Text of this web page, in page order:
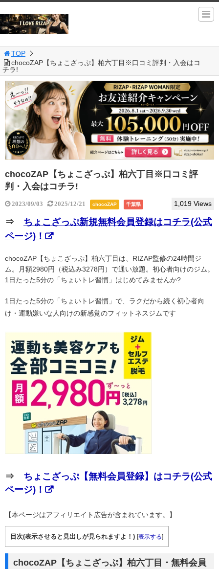
TOP
chocoZAP【ちょこざっぷ】柏六丁目※口コミ評判・入会はコ
チラ!
chocoZAP【ちょこざっぷ】柏六丁目※口コミ評
判・入会はコチラ!
2023/09/03 2025/12/21 chocoZAP 千葉県 1,019 Views
⇒ ちょこざっぷ新規無料会員登録はコチラ(公式
ページ)！
chocoZAP【ちょこざっぷ】柏六丁目は、RIZAP監修の24時間ジ
ム。月額2980円（税込み3278円）で通い放題。初心者向けのジム。
1日たった5分の「ちょいトレ習慣」はじめてみませんか?
1日たった5分の「ちょいトレ習慣」で、ラクだから続く初心者向
け・運動嫌いな人向けの新感覚のフィットネスジムです
⇒ ちょこざっぷ【無料会員登録】はコチラ(公式
ページ)！
【本ページはアフィリエイト広告が含まれています。】
目次(表示させると見出しが見られますよ！) [表示する]
chocoZAP【ちょこざっぷ】柏六丁目・無料会員